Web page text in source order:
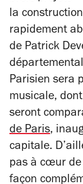
la
rapidement
de Patrick
Parisien sera
musicale,
seront
de Paris,
capitale.
pas à cœur de
façon